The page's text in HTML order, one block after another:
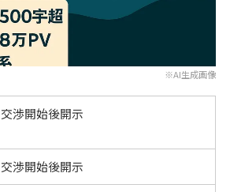
※AI生成画像
交渉開始後開示
交渉開始後開示